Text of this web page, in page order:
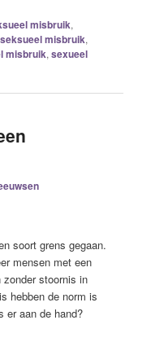
misbruik,
misbruik,
misbruik,sexueel
soort grens gegaan.
mensen met een
stoornis in
hebben de norm is
er aan de hand?